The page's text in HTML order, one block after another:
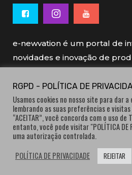
e-newvation é um portal de
novidades e inovação de
e-newvation tem o patrocínio
Ano”, o prémio de inovação
consumidores.
RGPD - POLÍTICA DE
Usamos cookies no nosso site para dar
lembrando as suas preferências e
“ACEITAR”, você concorda com o uso de
entanto, você pode visitar "POLÍTICA DE
uma autorização controlada.
POLÍTICA DE PRIVACIDADE
REJEITAR